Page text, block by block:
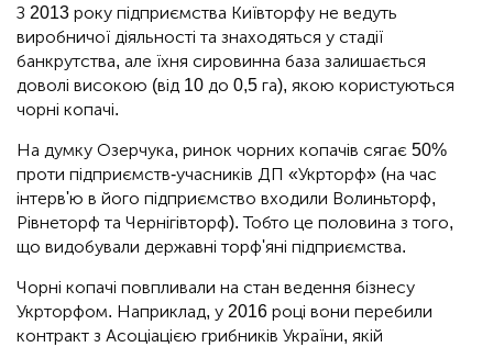
З 2013 року підприємства Київторфу не ведуть
виробничої діяльності та знаходяться у стадії
банкрутства, але їхня сировинна база залишається
доволі високою (від 10 до 0,5 га), якою користуються
чорні копачі.
На думку Озерчука, ринок чорних копачів сягає 50%
проти підприємств-учасників ДП «Укрторф» (на час
інтерв'ю в його підприємство входили Волиньторф,
Рівнеторф та Чернігівторф). Тобто це половина з того,
що видобували державні торф'яні підприємства.
Чорні копачі повпливали на стан ведення бізнесу
Укрторфом. Наприклад, у 2016 році вони перебили
контракт з Асоціацією грибників України, якій